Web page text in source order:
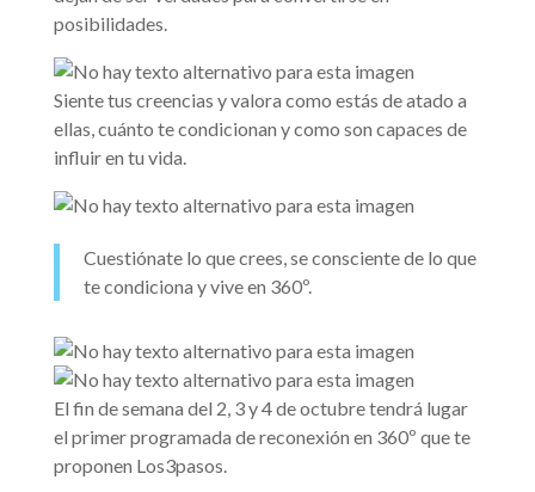
posibilidades.
Siente tus creencias y valora como estás de atado a
ellas, cuánto te condicionan y como son capaces de
influir en tu vida.
Cuestiónate lo que crees, se consciente de lo que
te condiciona y vive en 360º.
El fin de semana del 2, 3 y 4 de octubre tendrá lugar
el primer programada de reconexión en 360º que te
proponen Los3pasos.